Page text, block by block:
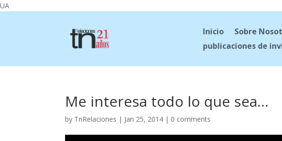
UA
Inicio Sobre
publicaciones de
Me interesa todo lo que sea…
by TnRelaciones | Jan 25, 2014 | 0 comments